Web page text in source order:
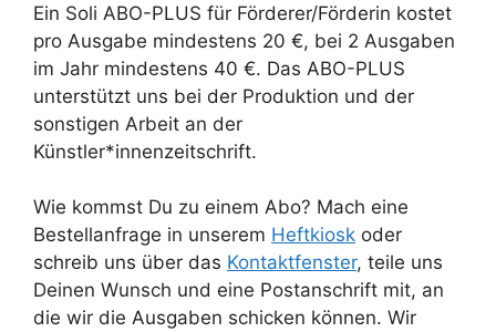
Ein Soli ABO-PLUS für Förderer/Förderin kostet
pro Ausgabe mindestens 20 €, bei 2 Ausgaben
im Jahr mindestens 40 €. Das ABO-PLUS
unterstützt uns bei der Produktion und der
sonstigen Arbeit an der
Künstler*innenzeitschrift.
Wie kommst Du zu einem Abo? Mach eine
Bestellanfrage in unserem Heftkiosk oder
schreib uns über das Kontaktfenster, teile uns
Deinen Wunsch und eine Postanschrift mit, an
die wir die Ausgaben schicken können. Wir